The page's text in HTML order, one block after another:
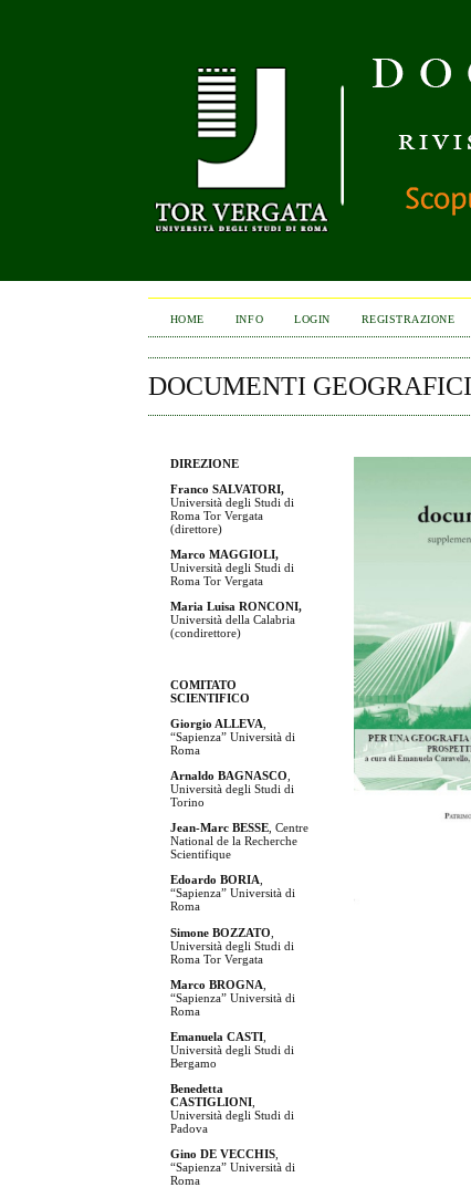
HOME INFO LOGIN REGISTRAZIONE
DOCUMENTI GEOGRAFICI
DIREZIONE
Franco SALVATORI,
Università degli Studi di
Roma Tor Vergata
(direttore)
Marco MAGGIOLI,
Università degli Studi di
Roma Tor Vergata
Maria Luisa RONCONI,
Università della Calabria
(condirettore)
COMITATO
SCIENTIFICO
Giorgio ALLEVA
“Sapienza” Università di
Roma
Arnaldo BAGNASCO
Università degli Studi di
Torino
Jean-Marc BESSE , Centre
National de la Recherche
Scientifique
Edoardo BORIA,
“Sapienza” Università di
Roma
Simone BOZZATO
Università degli Studi di
RomaTor Vergata
Marco BROGNA
“Sapienza” Università di
Roma
Emanuela CASTI
Università degli Studi di
Bergamo
Benedetta
CASTIGLIONI
Università degli Studi di
Padova
Gino DE VECCHIS,
“Sapienza” Università di
Roma